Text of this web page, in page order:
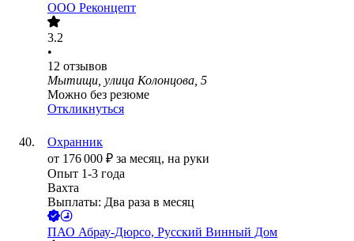
ООО Реконцепт
3.2
•
12 отзывов
Мытищи, улица Колонцова, 5
Можно без резюме
Откликнуться
Охранник
от 176 000 ₽ за месяц, на руки
Опыт 1-3 года
Вахта
Выплаты: Два раза в месяц
ПАО Абрау-Дюрсо, Русский Винный Дом